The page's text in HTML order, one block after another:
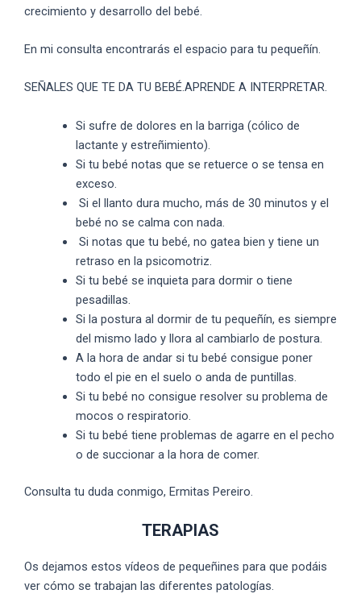
crecimiento y desarrollo del bebé.
En mi consulta encontrarás el espacio para tu pequeñín.
SEÑALES QUE TE DA TU BEBÉ.APRENDE A INTERPRETAR.
Si sufre de dolores en la barriga (cólico de
lactante y estreñimiento).
Si tu bebé notas que se retuerce o se tensa en
exceso.
Si el llanto dura mucho, más de 30 minutos y el
bebé no se calma con nada.
Si notas que tu bebé, no gatea bien y tiene un
retraso en la psicomotriz.
Si tu bebé se inquieta para dormir o tiene
pesadillas.
Si la postura al dormir de tu pequeñín, es siempre
del mismo lado y llora al cambiarlo de postura.
A la hora de andar si tu bebé consigue poner
todo el pie en el suelo o anda de puntillas.
Si tu bebé no consigue resolver su problema de
mocos o respiratorio.
Si tu bebé tiene problemas de agarre en el pecho
o de succionar a la hora de comer.
Consulta tu duda conmigo, Ermitas Pereiro.
TERAPIAS
Os dejamos estos vídeos de pequeñines para que podáis
ver cómo se trabajan las diferentes patologías.